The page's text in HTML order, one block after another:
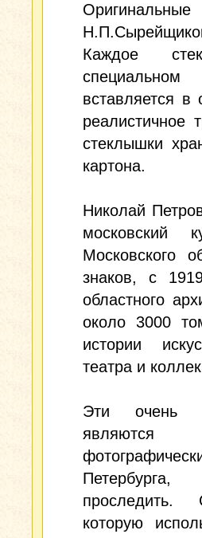
Каждое
вставляется в
реалистичное
стеклышки
картона.
Николай
московский
Московского
знаков, с
областного
около 3000
истории
театра и
Эти очень
являются
проследить.
которую